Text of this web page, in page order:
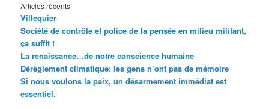
Articles récents
Villequier
Société de contrôle et police de la pensée en milieu militant,
ça suffit !
La renaissance…de notre conscience humaine
Dérèglement climatique: les gens n’ont pas de mémoire
Si nous voulons la paix, un désarmement immédiat est
essentiel.